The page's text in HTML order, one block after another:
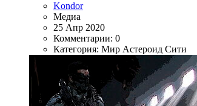
Kondor
Медиа
25 Апр 2020
Комментарии: 0
Категория: Мир Астероид Сити